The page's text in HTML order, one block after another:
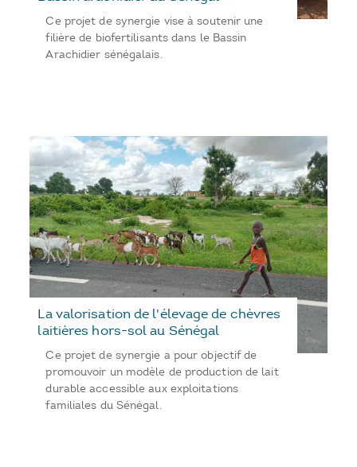
Ce projet de synergie vise à soutenir une
filière de biofertilisants dans le Bassin
Arachidier sénégalais.
La valorisation de l'élevage de chèvres
laitières hors-sol au Sénégal
Ce projet de synergie a pour objectif de
promouvoir un modèle de production de lait
durable accessible aux exploitations
familiales du Sénégal.